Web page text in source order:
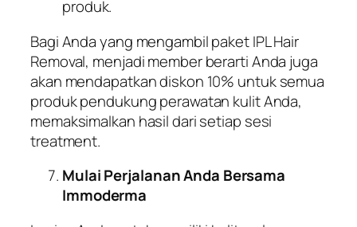
produk.
Bagi Anda yang mengambil paket IPL Hair
Removal, menjadi member berarti Anda juga
akan mendapatkan diskon 10% untuk semua
produk pendukung perawatan kulit Anda,
memaksimalkan hasil dari setiap sesi
treatment.
Mulai Perjalanan Anda Bersama
Immoderma